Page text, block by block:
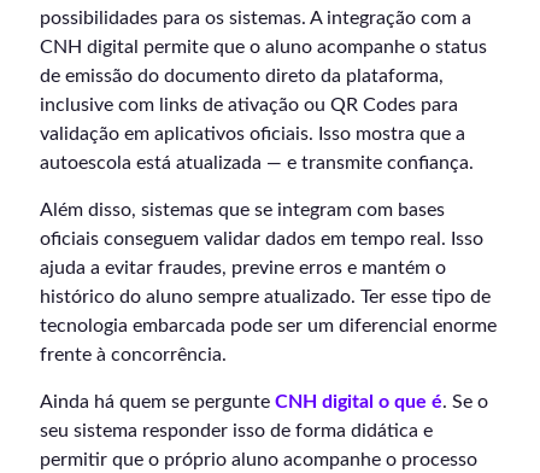
possibilidades para os sistemas. A integração com a
CNH digital permite que o aluno acompanhe o status
de emissão do documento direto da plataforma,
inclusive com links de ativação ou QR Codes para
validação em aplicativos oficiais. Isso mostra que a
autoescola está atualizada — e transmite confiança.
Além disso, sistemas que se integram com bases
oficiais conseguem validar dados em tempo real. Isso
ajuda a evitar fraudes, previne erros e mantém o
histórico do aluno sempre atualizado. Ter esse tipo de
tecnologia embarcada pode ser um diferencial enorme
frente à concorrência.
Ainda há quem se pergunte CNH digital o que é. Se o
seu sistema responder isso de forma didática e
permitir que o próprio aluno acompanhe o processo